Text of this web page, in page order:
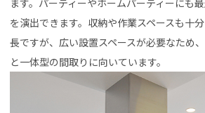
を演出できます。収納や作業スペースも十
長ですが、広い設置スペースが必要なため
と一体型の間取りに向いています。